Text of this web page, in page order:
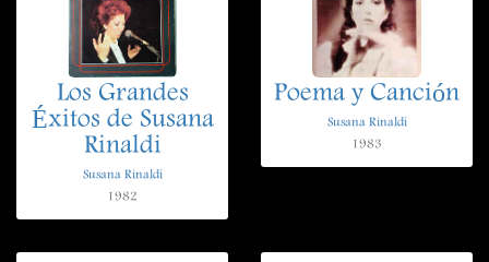
Los Grandes
Éxitos de Susana
Rinaldi
Susana Rinaldi
1982
Poema y Canción
Susana Rinaldi
1983